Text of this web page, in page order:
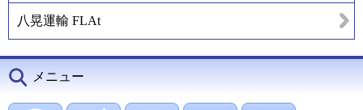
八晃運輸 FLAt
メニュー